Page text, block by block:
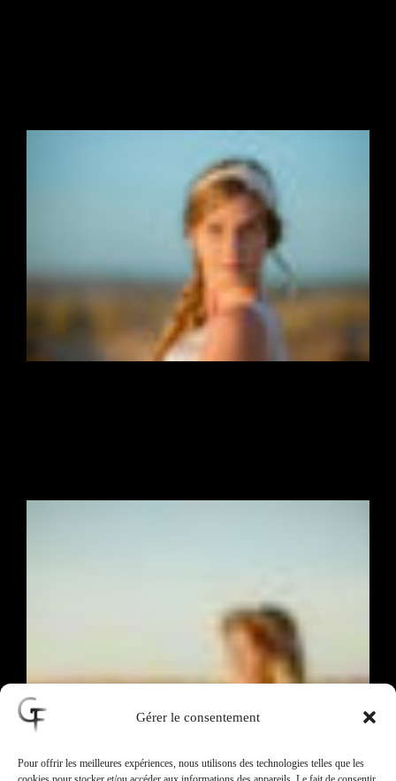
Gérer le consentement
Pour offrir les meilleures expériences, nous utilisons des technologies telles que les